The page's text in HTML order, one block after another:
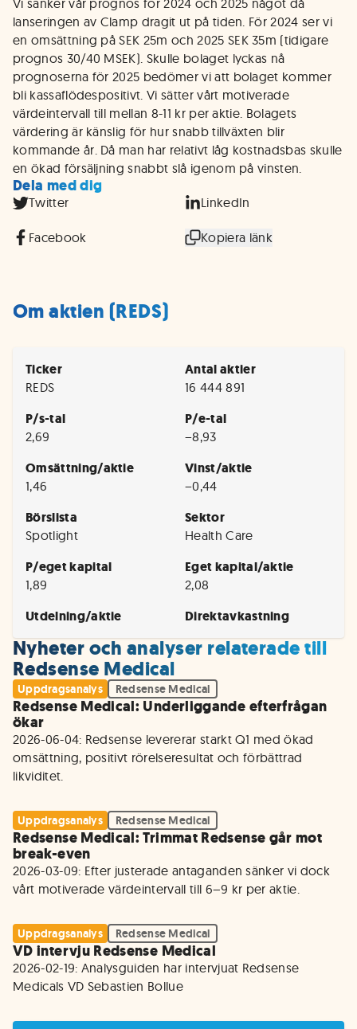
Vi sänker vår prognos för 2024 och 2025 något då
lanseringen av Clamp dragit ut på tiden. För 2024 ser vi
en omsättning på SEK 25m och 2025 SEK 35m (tidigare
prognos 30/40 MSEK). Skulle bolaget lyckas nå
prognoserna för 2025 bedömer vi att bolaget kommer
bli kassaflödespositivt. Vi sätter vårt motiverade
värdeintervall till mellan 8-11 kr per aktie. Bolagets
värdering är känslig för hur snabb tillväxten blir
kommande år. Då man har relativt låg kostnadsbas skulle
en ökad försäljning snabbt slå igenom på vinsten.
Dela med dig
Twitter LinkedIn
Facebook Kopiera länk
Om aktien (REDS)
Ticker
REDS
Antal aktier
16 444 891
P/s-tal
2,69
P/e-tal
−8,93
Omsättning/aktie
1,46
Vinst/aktie
−0,44
Börslista
Spotlight
Sektor
Health Care
P/eget kapital
1,89
Eget kapital/aktie
2,08
Utdelning/aktie Direktavkastning
Nyheter och analyser relaterade till
Redsense Medical
Uppdragsanalys Redsense Medical
Redsense Medical: Underliggande efterfrågan
ökar
2026-06-04: Redsense levererar starkt Q1 med ökad
omsättning, positivt rörelseresultat och förbättrad
likviditet.
Uppdragsanalys Redsense Medical
Redsense Medical: Trimmat Redsense går mot
break-even
2026-03-09: Efter justerade antaganden sänker vi dock
vårt motiverade värdeintervall till 6–9 kr per aktie.
Uppdragsanalys Redsense Medical
VD intervju Redsense Medical
2026-02-19: Analysguiden har intervjuat Redsense
Medicals VD Sebastien Bollue